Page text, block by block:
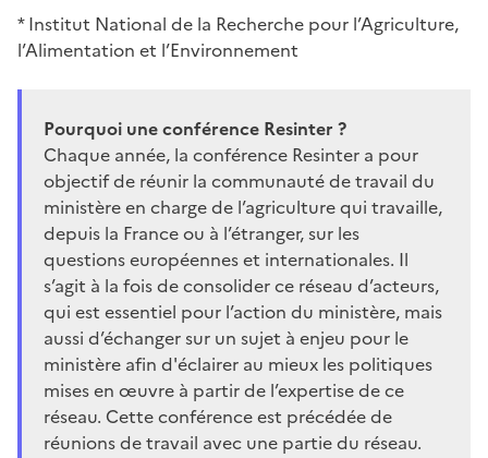
* Institut National de la Recherche pour l’Agriculture,
l’Alimentation et l’Environnement
Pourquoi une conférence Resinter ?
Chaque année, la conférence Resinter a pour
objectif de réunir la communauté de travail du
ministère en charge de l’agriculture qui travaille,
depuis la France ou à l’étranger, sur les
questions européennes et internationales. Il
s’agit à la fois de consolider ce réseau d’acteurs,
qui est essentiel pour l’action du ministère, mais
aussi d’échanger sur un sujet à enjeu pour le
ministère afin d'éclairer au mieux les politiques
mises en œuvre à partir de l’expertise de ce
réseau. Cette conférence est précédée de
réunions de travail avec une partie du réseau.